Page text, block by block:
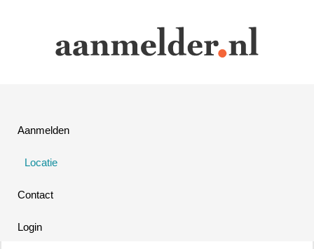
Aanmelden
Locatie
Contact
Login